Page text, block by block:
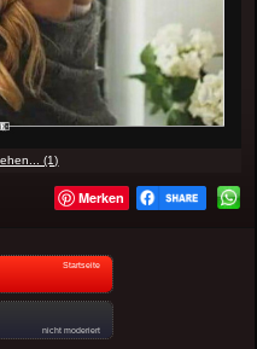
(1)
Merken
Startseite
nicht moderiert